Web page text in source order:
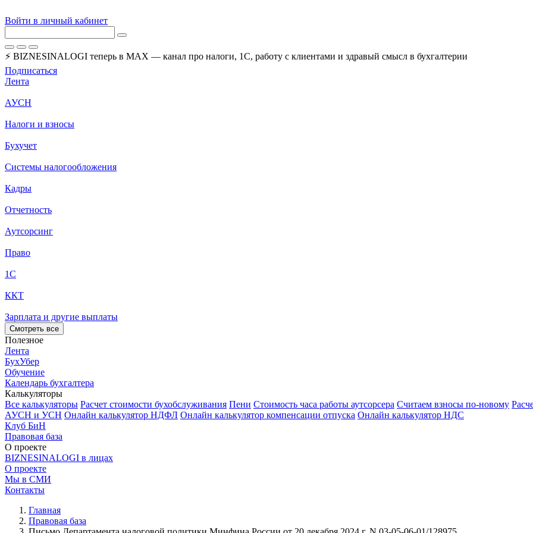
Войти в личный кабинет
⚡ BIZNESINALOGI теперь в MAX — канал про налоги, 1С, работу с клиентами и здравый смысл в бухгалтерии
Подписаться
Лента
АУСН
Налоги и взносы
Бухучет
Системы налогообложения
Кадры
Отчетность
Аутсорсинг
Право
1С
ККТ
Зарплата и другие выплаты
Смотреть все
Полезное
Лента
БухУбер
Обучение
Календарь бухгалтера
Калькуляторы
Все калькуляторы Расчет стоимости бухобслуживания Пени Стоимость часа работы аутсорсера Считаем взносы по-новому
АУСН и УСН Онлайн калькулятор НДФЛ Онлайн калькулятор компенсации отпуска Онлайн калькулятор НДС
Клуб БиН
Правовая база
О проекте
BIZNESINALOGI в лицах
О проекте
Мы в СМИ
Контакты
Главная
Правовая база